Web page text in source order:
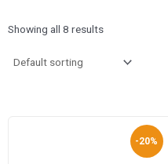
Showing all 8 results
-20%